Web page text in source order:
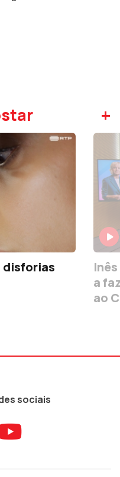
+
disforias
a
ao
sociais
ao ao
Aceder